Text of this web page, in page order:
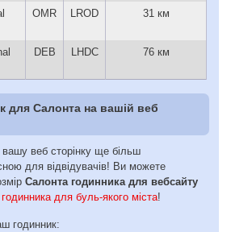
OMR LROD 31 км
DEB LHDC 76 км
для Салонта на вашій веб
вашу веб сторінку ще більш
для відвідувачів! Ви можете
Салонта годинника для вебсайту
для буль-якого міста!
годинник: